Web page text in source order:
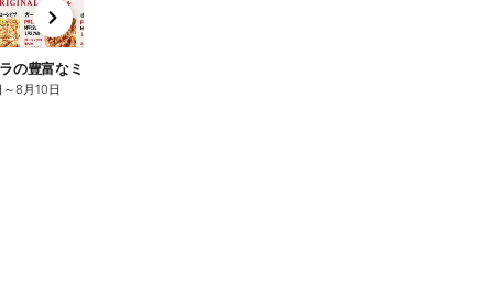
の豊富なミックスピザ Vol.1
～8月10日
n
e